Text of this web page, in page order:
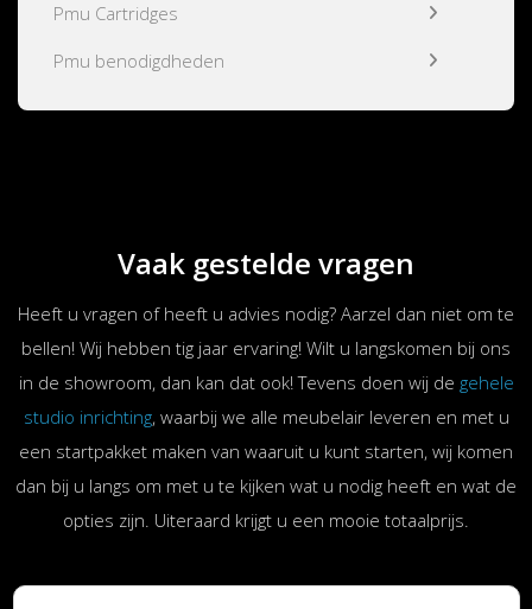
Pmu Cartridges
Pmu benodigdheden
Vaak gestelde vragen
Heeft u vragen of heeft u advies nodig? Aarzel dan niet om te
bellen! Wij hebben tig jaar ervaring! Wilt u langskomen bij ons
in de showroom, dan kan dat ook! Tevens doen wij de gehele
studio inrichting, waarbij we alle meubelair leveren en met u
een startpakket maken van waaruit u kunt starten, wij komen
dan bij u langs om met u te kijken wat u nodig heeft en wat de
opties zijn. Uiteraard krijgt u een mooie totaalprijs.